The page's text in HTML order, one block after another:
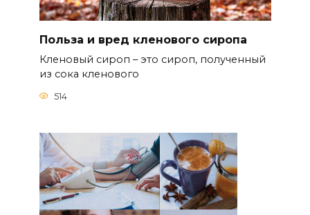
Польза и вред кленового сиропа
Кленовый сироп – это сироп, полученный
из сока кленового
514